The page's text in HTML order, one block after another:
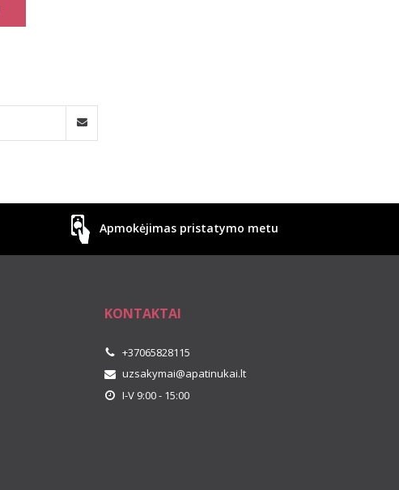
Apmokėjimas pristatymo metu
KONTAKTAI
+37065828115
uzsakymai@apatinukai.lt
I-V 9:00 - 15:00